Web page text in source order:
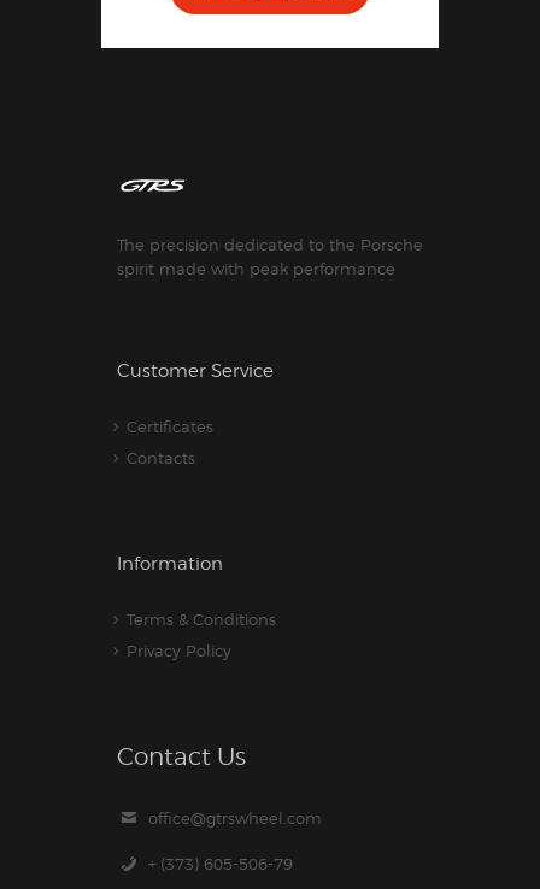
The precision dedicated to the Porsche
spirit made with peak performance
Customer Service
Certificates
Contacts
Information
Terms & Conditions
Privacy Policy
Contact Us
office@gtrswheel.com
+ (373) 605-506-79